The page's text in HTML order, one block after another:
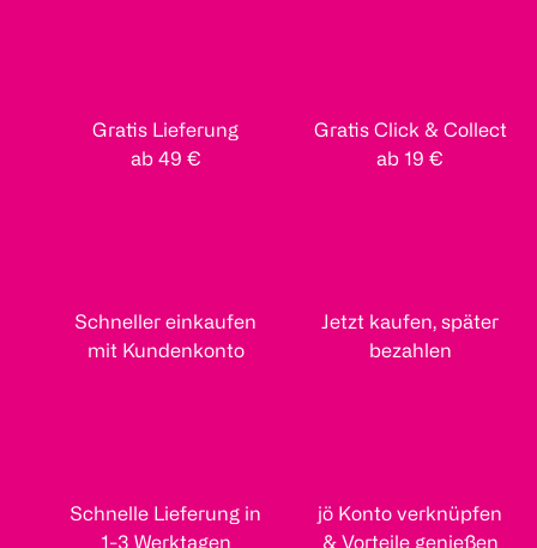
Gratis Lieferung
ab 49 €
Gratis Click & Collect
ab 19 €
Schneller einkaufen
mit Kundenkonto
Jetzt kaufen, später
bezahlen
Schnelle Lieferung in
1-3 Werktagen
jö Konto verknüpfen
& Vorteile genießen